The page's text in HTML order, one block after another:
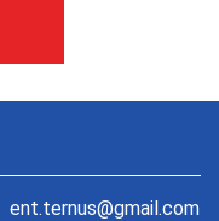
ent.ternus@gmail.com